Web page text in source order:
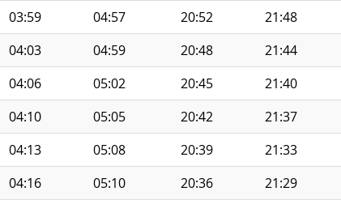
03:59 04:57 20:52 21:48
04:03 04:59 20:48 21:44
04:06 05:02 20:45 21:40
04:10 05:05 20:42 21:37
04:13 05:08 20:39 21:33
04:16 05:10 20:36 21:29